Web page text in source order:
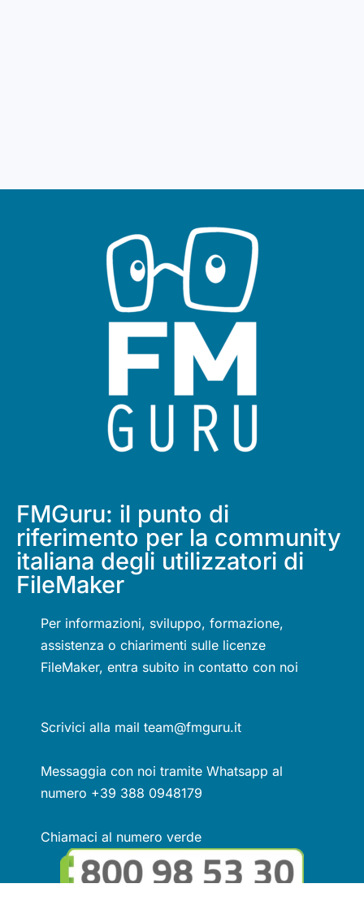
FMGuru: il punto di
riferimento per la community
italiana degli utilizzatori di
FileMaker
Per informazioni, sviluppo, formazione,
assistenza o chiarimenti sulle licenze
FileMaker, entra subito in contatto con noi
Scrivici alla mail team@fmguru.it
Messaggia con noi tramite Whatsapp al
numero +39 388 0948179
Chiamaci al numero verde